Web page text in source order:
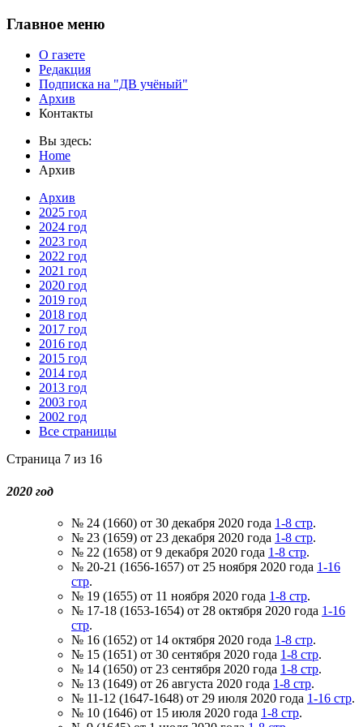
Главное меню
О газете
Редакция
Подписка на "ДВ учёный"
Архив
Контакты
Вы здесь:
Home
Архив
Архив
2025 год
2024 год
2023 год
2022 год
2021 год
2020 год
2019 год
2018 год
2017 год
2016 год
2015 год
2014 год
2013 год
2003 год
2002 год
Все страницы
Страница 7 из 16
2020 год
№ 24 (1660) от 30 декабря 2020 года 1-8 стр.
№ 23 (1659) от 23 декабря 2020 года 1-8 стр.
№ 22 (1658) от 9 декабря 2020 года 1-8 стр.
№ 20-21 (1656-1657) от 25 ноября 2020 года 1-16
стр.
№ 19 (1655) от 11 ноября 2020 года 1-8 стр.
№ 17-18 (1653-1654) от 28 октября 2020 года 1-16
стр.
№ 16 (1652) от 14 октября 2020 года 1-8 стр.
№ 15 (1651) от 30 сентября 2020 года 1-8 стр.
№ 14 (1650) от 23 сентября 2020 года 1-8 стр.
№ 13 (1649) от 26 августа 2020 года 1-8 стр.
№ 11-12 (1647-1648) от 29 июля 2020 года 1-16 стр.
№ 10 (1646) от 15 июля 2020 года 1-8 стр.